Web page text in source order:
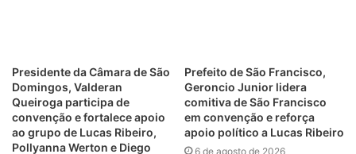
Presidente da Câmara de São
Domingos, Valderan
Queiroga participa de
convenção e fortalece apoio
ao grupo de Lucas Ribeiro,
Pollyanna Werton e Diego
Prefeito de São Francisco,
Geroncio Junior lidera
comitiva de São Francisco
em convenção e reforça
apoio político a Lucas Ribeiro
6 de agosto de 2026